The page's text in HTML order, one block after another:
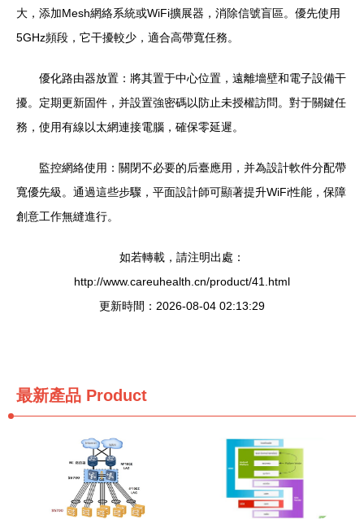
大，添加Mesh網絡系統或WiFi擴展器，消除信號盲區。優先使用
5GHz頻段，它干擾較少，適合高帶寬任務。
優化路由器放置：將其置于中心位置，遠離墻壁和電子設備干
擾。定期更新固件，并設置強密碼以防止未授權訪問。對于關鍵任
務，使用有線以太網連接電腦，確保零延遲。
監控網絡使用：關閉不必要的后臺應用，并為設計軟件分配帶
寬優先級。通過這些步驟，平面設計師可顯著提升WiFi性能，保障
創意工作無縫進行。
如若轉載，請注明出處：
http://www.careuhealth.cn/product/41.html
更新時間：2026-08-04 02:13:29
最新產品 Product